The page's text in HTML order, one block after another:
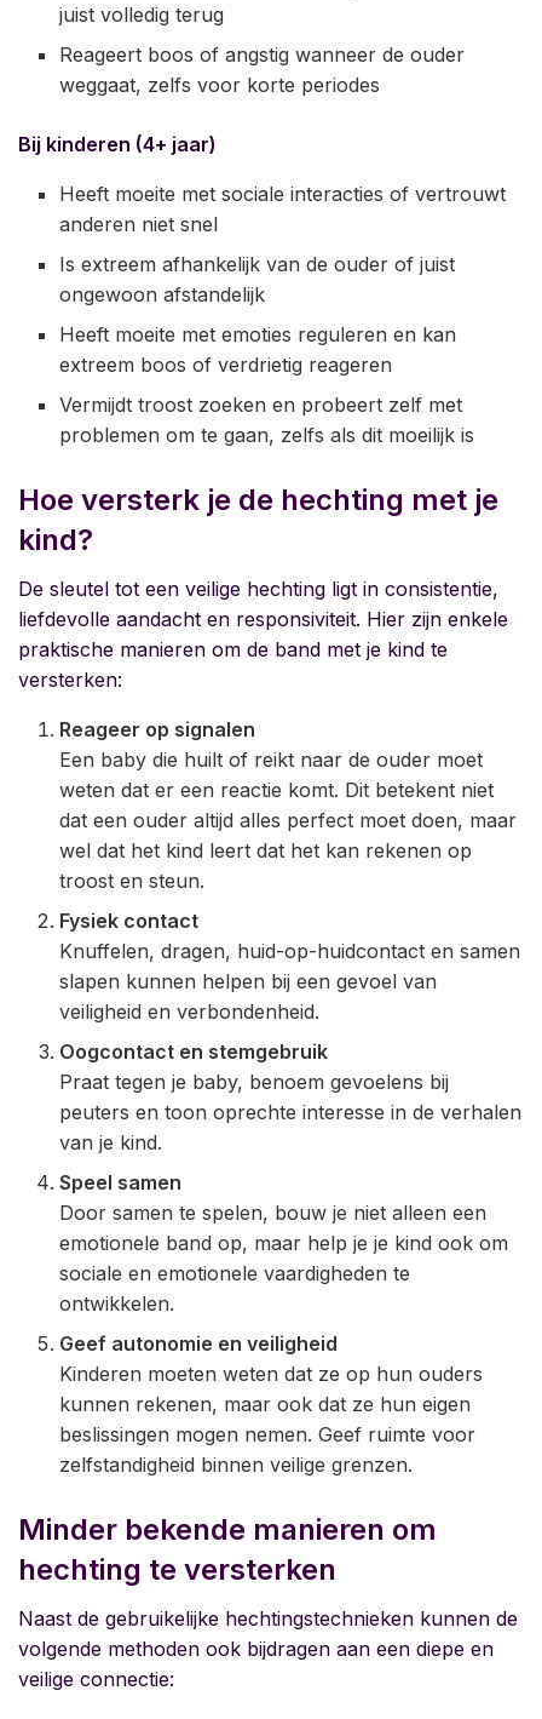
juist volledig terug
Reageert boos of angstig wanneer de ouder
weggaat, zelfs voor korte periodes
Bij kinderen (4+ jaar)
Heeft moeite met sociale interacties of vertrouwt
anderen niet snel
Is extreem afhankelijk van de ouder of juist
ongewoon afstandelijk
Heeft moeite met emoties reguleren en kan
extreem boos of verdrietig reageren
Vermijdt troost zoeken en probeert zelf met
problemen om te gaan, zelfs als dit moeilijk is
Hoe versterk je de hechting met je
kind?
De sleutel tot een veilige hechting ligt in consistentie,
liefdevolle aandacht en responsiviteit. Hier zijn enkele
praktische manieren om de band met je kind te
versterken:
Reageer op signalen
Een baby die huilt of reikt naar de ouder moet
weten dat er een reactie komt. Dit betekent niet
dat een ouder altijd alles perfect moet doen, maar
wel dat het kind leert dat het kan rekenen op
troost en steun.
Fysiek contact
Knuffelen, dragen, huid-op-huidcontact en samen
slapen kunnen helpen bij een gevoel van
veiligheid en verbondenheid.
Oogcontact en stemgebruik
Praat tegen je baby, benoem gevoelens bij
peuters en toon oprechte interesse in de verhalen
van je kind.
Speel samen
Door samen te spelen, bouw je niet alleen een
emotionele band op, maar help je je kind ook om
sociale en emotionele vaardigheden te
ontwikkelen.
Geef autonomie en veiligheid
Kinderen moeten weten dat ze op hun ouders
kunnen rekenen, maar ook dat ze hun eigen
beslissingen mogen nemen. Geef ruimte voor
zelfstandigheid binnen veilige grenzen.
Minder bekende manieren om
hechting te versterken
Naast de gebruikelijke hechtingstechnieken kunnen de
volgende methoden ook bijdragen aan een diepe en
veilige connectie: